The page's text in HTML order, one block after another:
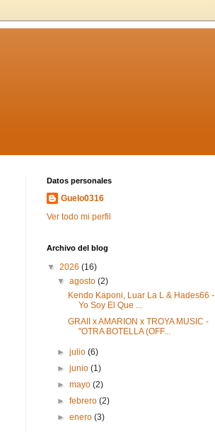
Datos personales
Guelo0316
Ver todo mi perfil
Archivo del blog
▼ 2026 (16)
▼agosto(2)
Kendo Kaponi, Luar La L & Hades66 -
Yo Soy El Que ...
GRAII x AMARION x TROYA MUSIC -
"OTRA BOTELLA (OFF...
►julio(6)
►junio(1)
►mayo(2)
►febrero(2)
►enero(3)